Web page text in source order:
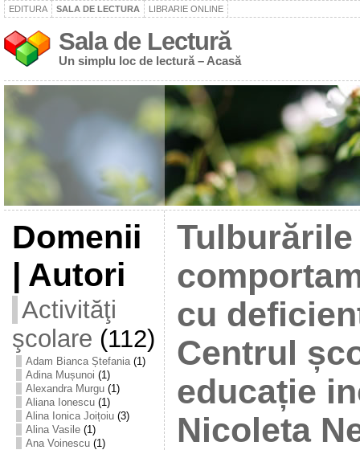
EDITURA SALA DE LECTURA LIBRARIE ONLINE
Sala de Lectură
Un simplu loc de lectură – Acasă
Domenii
| Autori
Activităţi
şcolare (112)
Adam Bianca Ștefania(1)
Adina Mușunoi (1)
Alexandra Murgu(1)
Aliana Ionescu(1)
Alina Ionica Joițoiu(3)
Alina Vasile(1)
Ana Voinescu(1)
Tulburările
cu
Centrul
educație
Nicoleta